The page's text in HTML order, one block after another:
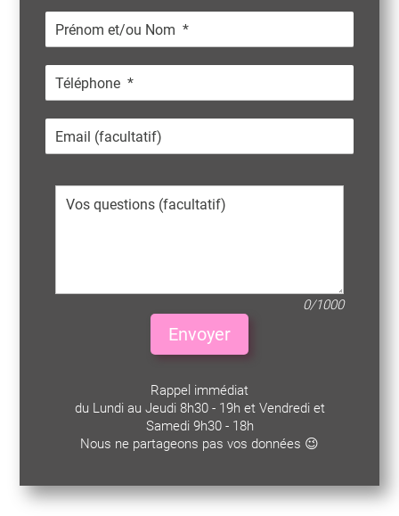
0/1000
Envoyer
Rappel immédiat
du Lundi au Jeudi 8h30 - 19h et Vendredi et
Samedi 9h30 - 18h
Nous ne partageons pas vos données 😉